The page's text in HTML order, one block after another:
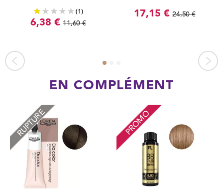
(1)
6,38 € 11,60 €
17,15 € 24,50 €
EN COMPLÉMENT
RUPTURE PROMO